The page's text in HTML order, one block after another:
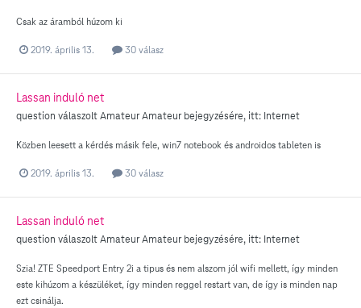
Csak az áramból húzom ki
2019. április 13. 30 válasz
Lassan induló net
question válaszoltAmateurAmateurbejegyzésére, itt: Internet
Közben leesett a kérdés másik fele, win7 notebook és androidos tableten is
2019. április 13. 30 válasz
Lassan induló net
question válaszoltAmateurAmateurbejegyzésére, itt: Internet
Szia! ZTE Speedport Entry 2i a tipus és nem alszom jól wifi mellett, így minden
este kihúzom a készüléket, így minden reggel restart van, de így is minden nap
ezt csinálja.